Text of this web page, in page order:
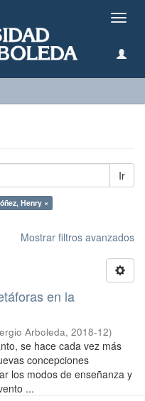
Ir
Henry ×
Mostrar filtros avanzados
en la
Arboleda, 2018-12)
se hace cada vez más
concepciones
los modos de enseñanza y
...